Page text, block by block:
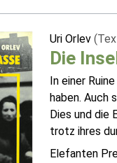
Uri Orlev
Die
In einer
haben. Auch
Dies und die
trotz ihres
Elefanten